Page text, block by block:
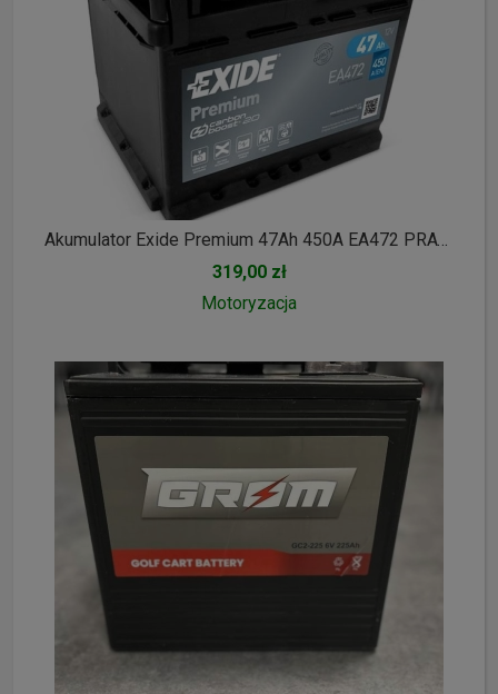
Akumulator Exide Premium 47Ah 450A EA472 PRAWY PLUS
319,00 zł
Motoryzacja